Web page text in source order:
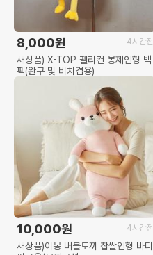
4시간전
8,000원
새상품) X-TOP 펠리컨 봉제인형 백
팩(완구 및 비치겸용)
4시간전
10,000원
새상품)이몽 버블토끼 찹쌀인형 바디